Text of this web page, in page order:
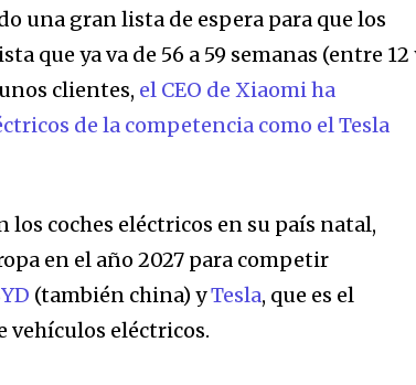
Seguidores
una gran lista de espera para que los
que ya va de 56 a 59 semanas (entre 12
clientes, el CEO de Xiaomi ha
de la competencia como el Tesla
coches eléctricos en su país natal,
en el año 2027 para competir
(también china) yTesla, que es el
vehículos eléctricos.